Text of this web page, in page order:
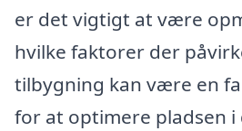
er det vigtigt at være
hvilke faktorer der
tilbygning kan være en
for at optimere pladsen i